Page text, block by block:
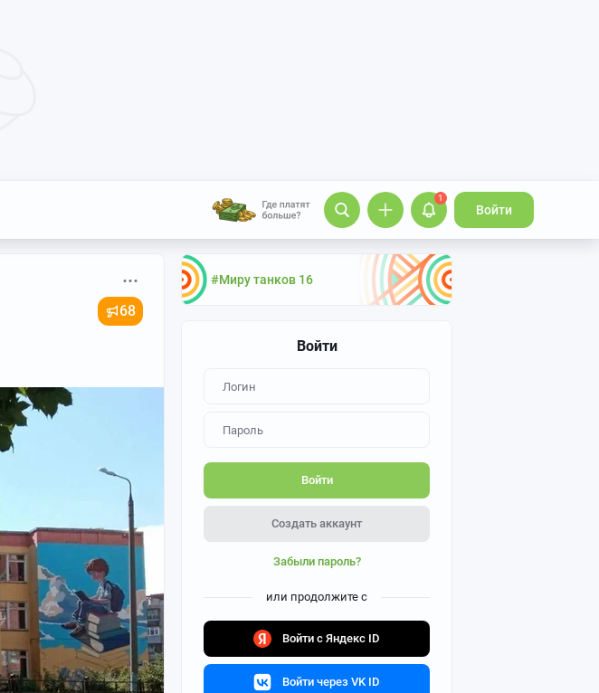
1
Войти
#Миру танков 16
Войти
Войти
Создать аккаунт
Забыли пароль?
или продолжите с
Войти с Яндекс ID
Войти через VK ID
68